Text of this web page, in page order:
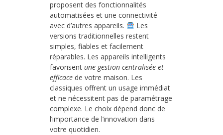
proposent des fonctionnalités
automatisées et une connectivité
avec d’autres appareils.
Les
versions traditionnelles restent
simples, fiables et facilement
réparables. Les appareils intelligents
favorisent une gestion centralisée et
efficace de votre maison. Les
classiques offrent un usage immédiat
et ne nécessitent pas de paramétrage
complexe. Le choix dépend donc de
l’importance de l’innovation dans
votre quotidien.